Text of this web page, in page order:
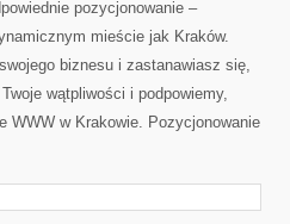
pozycjonowanie –
mieście jak Kraków.
biznesu i zastanawiasz się,
wątpliwości i podpowiemy,
WWW w Krakowie. Pozycjonowanie